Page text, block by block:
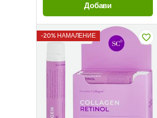
Добави
-20% НАМАЛЕНИЕ